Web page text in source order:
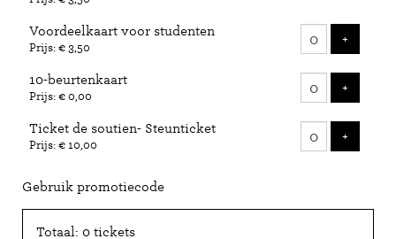
Voordeelkaart voor studenten
Prijs: € 3,50
+
10-beurtenkaart
Prijs: € 0,00
+
Ticket de soutien- Steunticket
Prijs: € 10,00
+
Gebruik promotiecode
Totaal: 0 tickets